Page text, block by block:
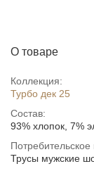
О товаре
Коллекция:
Турбо дек 25
Состав:
93% хлопок, 7%
Трусы мужские